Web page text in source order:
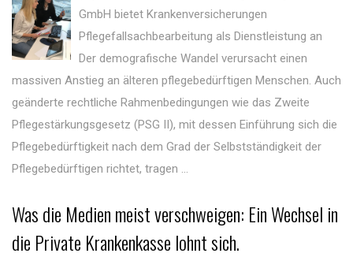
GmbH bietet Krankenversicherungen
Pflegefallsachbearbeitung als Dienstleistung an
Der demografische Wandel verursacht einen
massiven Anstieg an älteren pflegebedürftigen Menschen. Auch
geänderte rechtliche Rahmenbedingungen wie das Zweite
Pflegestärkungsgesetz (PSG II), mit dessen Einführung sich die
Pflegebedürftigkeit nach dem Grad der Selbstständigkeit der
Pflegebedürftigen richtet, tragen ...
Was die Medien meist verschweigen: Ein Wechsel in
die Private Krankenkasse lohnt sich.